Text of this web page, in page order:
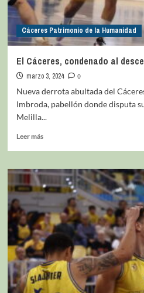
Cáceres Patrimonio de la Humanidad
El Cáceres, condenado al
marzo 3, 2024
0
Nueva derrota abultada del
Imbroda, pabellón donde disputa
Melilla...
Leer más